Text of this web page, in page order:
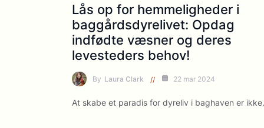
Lås op for hemmeligheder i
baggårdsdyrelivet: Opdag
indfødte væsner og deres
levesteders behov!
By Laura Clark 22 mar 2024
At skabe et paradis for dyreliv i baghaven er